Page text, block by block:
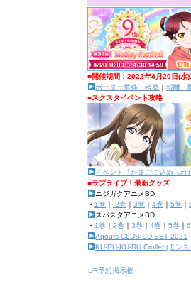
■開催期間：2022年4月20日(水
ボーダー推移・考察 ｜報酬・
■スクスタイベント攻略
イベント「たまごに込めら
■ラブライブ！最新グッズ
ニジガクアニメBD
・ 1巻 2巻 3巻 4巻 5巻
スパスタアニメBD
・ 1巻 2巻 3巻 4巻 5巻
Aqours CLUB CD SET 2021
KU-RU-KU-RU Cruller!(モン
UR予想掲示板